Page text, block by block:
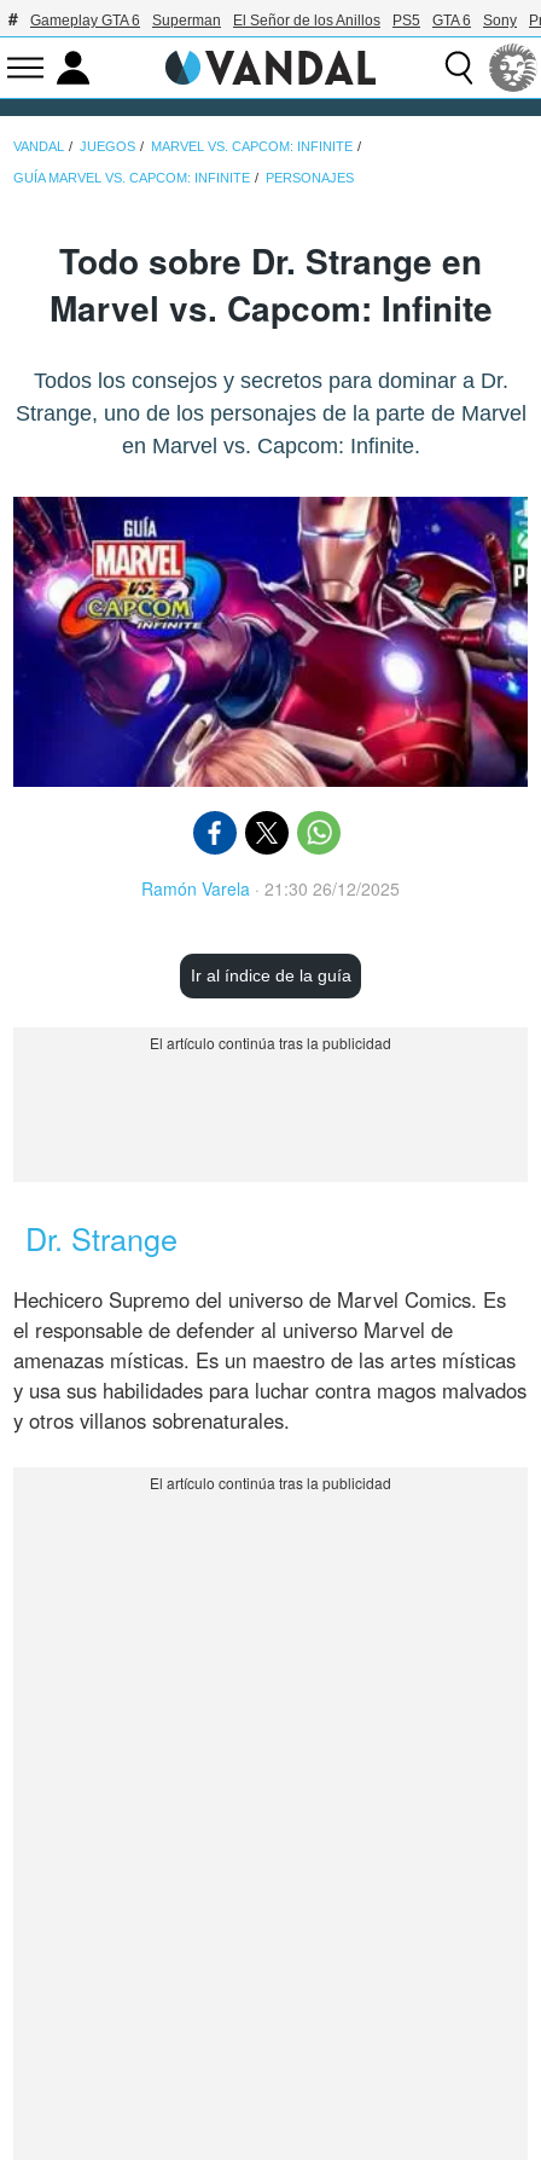
Gameplay GTA 6 Superman El Señor de los Anillos PS5 GTA 6 Sony
VANDAL JUEGOS MARVEL VS. CAPCOM: INFINITE
GUÍA MARVEL VS. CAPCOM: INFINITE PERSONAJES
Todo sobre Dr. Strange en
Marvel vs. Capcom: Infinite
Todos los consejos y secretos para dominar a Dr.
Strange, uno de los personajes de la parte de Marvel
en Marvel vs. Capcom: Infinite.
Ramón Varela · 21:30 26/12/2025
Ir al índice de la guía
Dr. Strange
Hechicero Supremo del universo de Marvel Comics. Es
el responsable de defender al universo Marvel de
amenazas místicas. Es un maestro de las artes místicas
y usa sus habilidades para luchar contra magos malvados
y otros villanos sobrenaturales.